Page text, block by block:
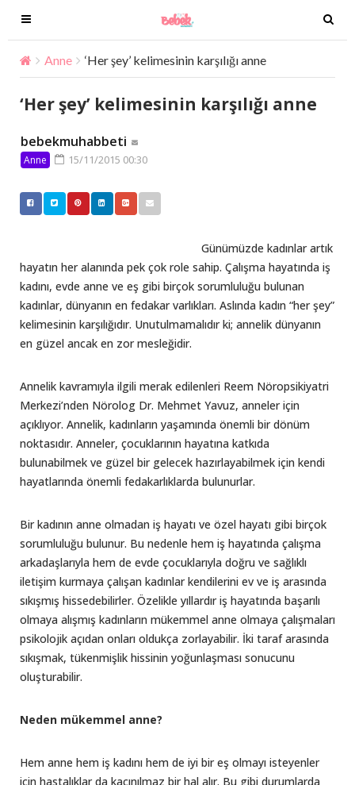
T
o
g
g
l
e
n
a
v
i
i
o
n
T
o
g
t
i
n
Anne ‘Her şey’ kelimesinin karşılığı anne
‘Her şey’ kelimesinin karşılığı anne
bebekmuhabbeti
Anne 15/11/2015 00:30
Günümüzde kadınlar artık
hayatın her alanında pek çok role sahip. Çalışma hayatında iş
kadını, evde anne ve eş gibi birçok sorumluluğu bulunan
kadınlar, dünyanın en fedakar varlıkları. Aslında kadın “her şey”
kelimesinin karşılığıdır. Unutulmamalıdır ki; annelik dünyanın
en güzel ancak en zor mesleğidir.
Annelik kavramıyla ilgili merak edilenleri Reem Nöropsikiyatri
Merkezi’nden Nörolog Dr. Mehmet Yavuz, anneler için
açıklıyor. Annelik, kadınların yaşamında önemli bir dönüm
noktasıdır. Anneler, çocuklarının hayatına katkıda
bulunabilmek ve güzel bir gelecek hazırlayabilmek için kendi
hayatlarında önemli fedakarlıklarda bulunurlar.
Bir kadının anne olmadan iş hayatı ve özel hayatı gibi birçok
sorumluluğu bulunur. Bu nedenle hem iş hayatında çalışma
arkadaşlarıyla hem de evde çocuklarıyla doğru ve sağlıklı
iletişim kurmaya çalışan kadınlar kendilerini ev ve iş arasında
sıkışmış hissedebilirler. Özelikle yıllardır iş hayatında başarılı
olmaya alışmış kadınların mükemmel anne olmaya çalışmaları
psikolojik açıdan onları oldukça zorlayabilir. İki taraf arasında
sıkışmak, tükenmişlik hissinin yoğunlaşması sonucunu
oluşturabilir.
Neden mükemmel anne?
Hem anne hem iş kadını hem de iyi bir eş olmayı isteyenler
için hastalıklar da kaçınılmaz bir hal alır. Bu gibi durumlarda